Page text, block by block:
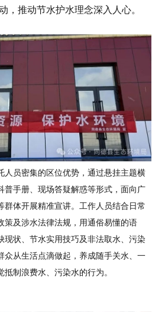
，推动节水护水理念深入人心。
人员密集的区位优势，通过悬挂主题横
普手册、现场答疑解惑等形式，面向广
群体开展精准宣讲。工作人员结合日常
策及涉水法律法规，用通俗易懂的语
现状、节水实用技巧及非法取水、污染
众从生活点滴做起，养成随手关水、一
制浪费水、污染水的行为。